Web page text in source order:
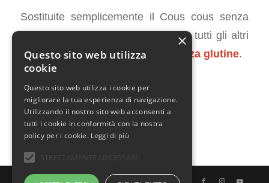
Sostituite semplicemente il Cous cous senza
glutine con un cous cous classico, tutti gli altri
ingredienti sononaturalmente senza glutine.
LUGLIO 2, 2018 / 0 COMMENTI / DACHIARA
×
Questo sito web utilizza
cookie
Questo sito web utilizza i cookie per
migliorare la tua esperienza di navigazione.
Utilizzando il nostro sito web acconsenti a
tutti i cookie in conformità con la nostra
policy per i cookie. Leggi di più